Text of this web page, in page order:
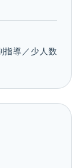
指導／少人数